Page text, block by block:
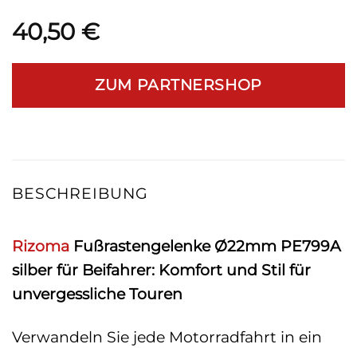
40,50 €
ZUM PARTNERSHOP
BESCHREIBUNG
Rizoma Fußrastengelenke Ø22mm PE799A
silber für Beifahrer: Komfort und Stil für
unvergessliche Touren
Verwandeln Sie jede Motorradfahrt in ein